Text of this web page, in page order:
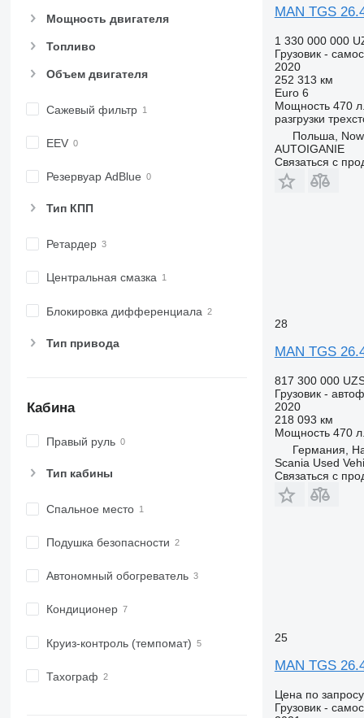
Мощность двигателя
Топливо
Объем двигателя
Сажевый фильтр
EEV
Резервуар AdBlue
Тип КПП
Ретардер
Центральная смазка
Блокировка дифференциала
Тип привода
Кабина
Правый руль
Тип кабины
Спальное место
Подушка безопасности
Автономный обогреватель
Кондиционер
Круиз-контроль (темпомат)
Тахограф
MAN TGS
1 330 000 000
Грузовик -
2020
252 313 км
Euro 6
Мощность 470
разгрузки
Польша,
AUTOIGANIE
Связаться с
28
MAN TGS
817 300 000
Грузовик -
2020
218 093 км
Мощность 470
Германия,
Scania Used
Связаться с
25
MAN TGS
Цена по запросу
Грузовик -